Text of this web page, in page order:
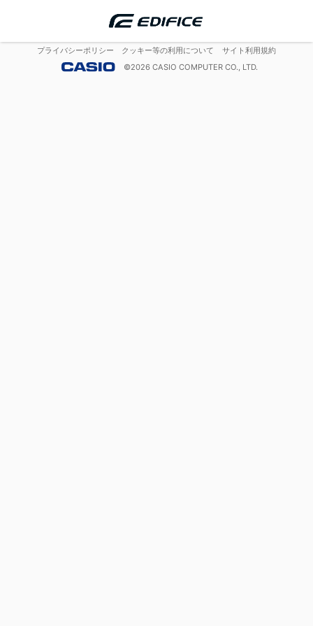
プライバシーポリシー クッキー等の利用について
サイト利用規約
©2026 CASIO COMPUTER CO., LTD.